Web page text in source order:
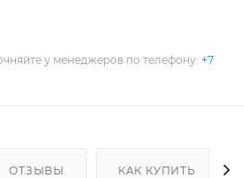
у менеджеров по телефону: +7
ОТЗЫВЫ КАК КУПИТЬ